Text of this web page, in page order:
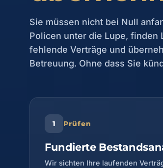
Sie müssen nicht bei Null
Policen unter die Lupe, finden
fehlende Verträge und
Betreuung. Ohne dass Sie
Prüfen
Fundierte
Wir sichten Ihre laufenden